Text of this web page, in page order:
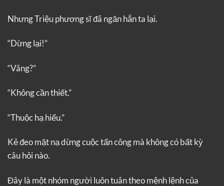
Nhưng Triệu phương sĩ đã ngăn hắn ta lại.
“Dừng lại!”
“Vâng?”
“Không cần thiết.”
“Thuộc hạ hiểu.”
Kẻ đeo mặt nạ dừng cuộc tấn công mà không có bất kỳ
câu hỏi nào.
Đây là một nhóm người luôn tuân theo mệnh lệnh của